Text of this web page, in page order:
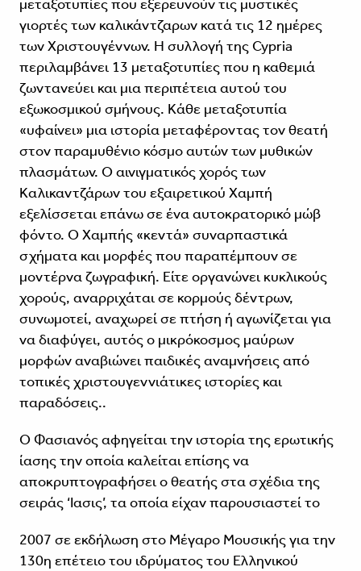
μεταξοτυπίες που εξερευνούν τις μυστικές
γιορτές των καλικάντζαρων κατά τις 12 ημέρες
των Χριστουγέννων. Η συλλογή της Cypria
περιλαμβάνει 13 μεταξοτυπίες που η καθεμιά
ζωντανεύει και μια περιπέτεια αυτού του
εξωκοσμικού σμήνους. Κάθε μεταξοτυπία
«υφαίνει» μια ιστορία μεταφέροντας τον θεατή
στον παραμυθένιο κόσμο αυτών των μυθικών
πλασμάτων. Ο αινιγματικός χορός των
Καλικαντζάρων του εξαιρετικού Χαμπή
εξελίσσεται επάνω σε ένα αυτοκρατορικό μώβ
φόντο. Ο Χαμπής «κεντά» συναρπαστικά
σχήματα και μορφές που παραπέμπουν σε
μοντέρνα ζωγραφική. Είτε οργανώνει κυκλικούς
χορούς, αναρριχάται σε κορμούς δέντρων,
συνωμοτεί, αναχωρεί σε πτήση ή αγωνίζεται για
να διαφύγει, αυτός ο μικρόκοσμος μαύρων
μορφών αναβιώνει παιδικές αναμνήσεις από
τοπικές χριστουγεννιάτικες ιστορίες και
παραδόσεις..
Ο Φασιανός αφηγείται την ιστορία της ερωτικής
ίασης την οποία καλείται επίσης να
αποκρυπτογραφήσει ο θεατής στα σχέδια της
σειράς ‘Ιασις’, τα οποία είχαν παρουσιαστεί το
2007 σε εκδήλωση στο Μέγαρο Μουσικής για την
130η επέτειο του ιδρύματος του Ελληνικού